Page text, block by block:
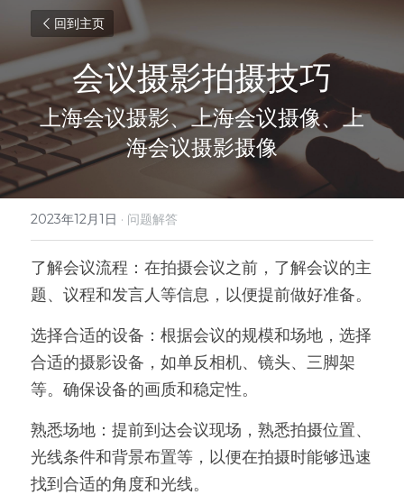
回到主页
会议摄影拍摄技巧
上海会议摄影、上海会议摄像、上
海会议摄影摄像
2023年12月1日 · 问题解答
了解会议流程：在拍摄会议之前，了解会议的主
题、议程和发言人等信息，以便提前做好准备。
选择合适的设备：根据会议的规模和场地，选择
合适的摄影设备，如单反相机、镜头、三脚架
等。确保设备的画质和稳定性。
熟悉场地：提前到达会议现场，熟悉拍摄位置、
光线条件和背景布置等，以便在拍摄时能够迅速
找到合适的角度和光线。